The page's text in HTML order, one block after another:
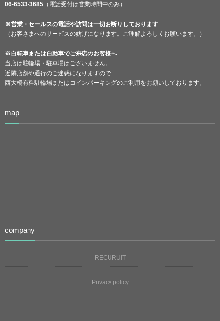
06-6533-3685 （電話受付は営業時間中のみ）
※営業・セールスの電話や訪問は一切お断りしております
（お客さまへのサービスの妨げになります。ご理解よろしくお願います。）
※自転車または自動車でご来店のお客様へ
当店は駐輪場・駐車場はございません。
近隣店舗や通行のご迷惑になりますので
西大橋有料駐輪場またはコインパーキングのご利用をお願いしております。
map
company
RECURUIT
Privacy policy